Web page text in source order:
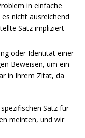
in einfache
nicht ausreichend
Satz impliziert
oder Identität einer
Beweisen, um ein
in Ihrem Zitat, da
Satz für
meinten, und wir